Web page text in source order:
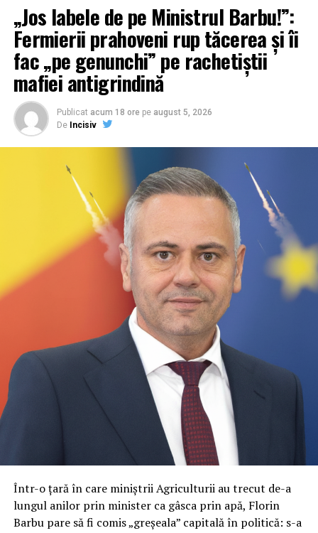
„Jos labele de pe Ministrul Barbu!”:
Fermierii prahoveni rup tăcerea și îi
fac „pe genunchi” pe rachetiștii
mafiei antigrindină
Publicat acum 18 ore pe august 5, 2026
De Incisiv
Într-o țară în care miniștrii Agriculturii au trecut de-a
lungul anilor prin minister ca gâsca prin apă, Florin
Barbu pare să fi comis „greșeala” capitală în politică: s-a